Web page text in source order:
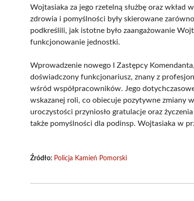
Wojtasiaka za jego rzetelną służbę oraz
zdrowia i pomyślności były skierowane
podkreślili, jak istotne było zaangażowanie
funkcjonowanie jednostki.
Wprowadzenie nowego I Zastępcy
doświadczony funkcjonariusz, znany z
wśród współpracowników. Jego
wskazanej roli, co obiecuje pozytywne zmiany
uroczystości przyniosło gratulacje oraz
także pomyślności dla podinsp. Wojtasiaka w
Źródło: Policja Kamień Pomorski